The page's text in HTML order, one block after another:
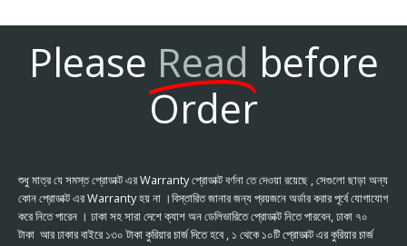
Please Read before
Order
শুধু মাত্র যে সমস্ত প্রোডাক্ট এর Warranty প্রোডাক্ট বর্ণনা তে দেওয়া রয়েছে , সেগুলো ছাড়া অন্য
কোন প্রোডাক্ট এর Warranty হয় না ।বিস্তারিত জানার জন্য প্রয়জনে অর্ডার করার পূর্বে যোগাযোগ
করে নিতে পারেন । ঢাকা সহ সারা দেশে ক্যাশ অন ডেলিভারিতে প্রোডাক্ট নিতে পারবেন, ঢাকা ৭০
টাকা আর ঢাকার বাইরে ১৩০ টাকা কুরিয়ার চার্জ দিতে হবে , ১ থেকে ১০টি প্রোডাক্ট এর কুরিয়ার চার্জ